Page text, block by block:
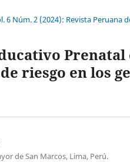
6 Núm. 2 (2024): Revista Peruana
riesgo en los
de San Marcos, Lima, Perú.